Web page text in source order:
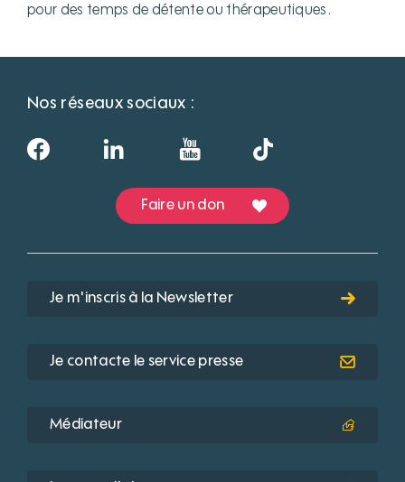
pour des temps de détente ou thérapeutiques.
Nos réseaux sociaux :
Faire un don
Je m'inscris à la Newsletter
Je contacte le service presse
Médiateur